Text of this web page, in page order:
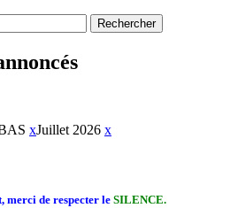
xJuillet 2026 x
merci de respecter le SILENCE.